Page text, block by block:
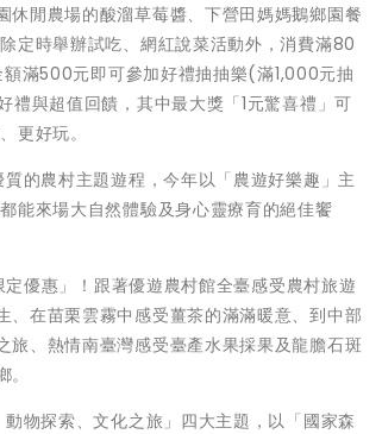
閒農場的酸溜草莓醬、下營田媽媽鵝鄉園餐
定時舉辦試吃、網紅說菜活動外，消費滿80
滿500元即可參加好禮抽抽樂(滿1,000元抽
與超值回饋，其中最大獎「1元驚喜禮」可
更好玩。
的農村主題遊程，今年以「農遊好樂趣」主
能來場大自然體驗及身心靈療育的絕佳饗
優惠」！跟著優遊農村館全臺感受農村旅遊
在苗栗雲霧中感受薑茶的滿滿暖意、到中部
、熱情南臺灣感受臺產水果採果及龍膽石斑
物探索、文化之旅」四大主題，以「國家森